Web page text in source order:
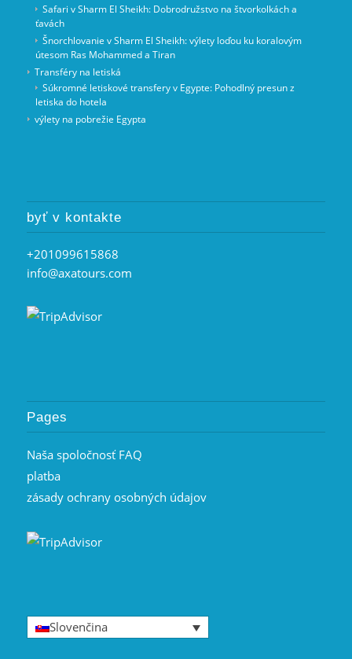
Safari v Sharm El Sheikh: Dobrodružstvo na štvorkolkách a
ťavách
Šnorchlovanie v Sharm El Sheikh: výlety loďou ku koralovým
útesom Ras Mohammed a Tiran
Transféry na letiská
Súkromné letiskové transfery v Egypte: Pohodlný presun z
letiska do hotela
výlety na pobrežie Egypta
byť v kontakte
+201099615868
info@axatours.com
Pages
Naša spoločnosť FAQ
platba
zásady ochrany osobných údajov
Slovenčina